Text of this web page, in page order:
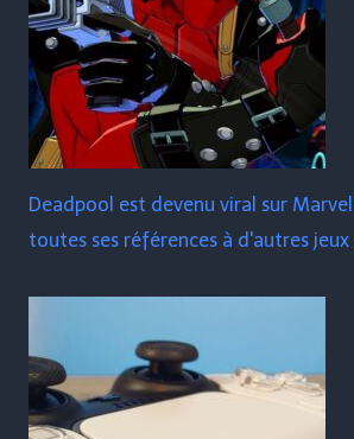
Deadpool est devenu viral sur
toutes ses références à d'autres